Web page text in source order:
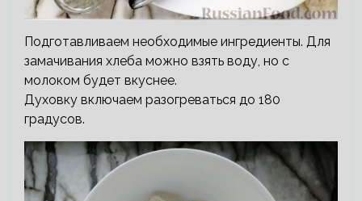
Подготавливаем необходимые ингредиенты. Для
замачивания хлеба можно взять воду, но с
молоком будет вкуснее.
Духовку включаем разогреваться до 180
градусов.